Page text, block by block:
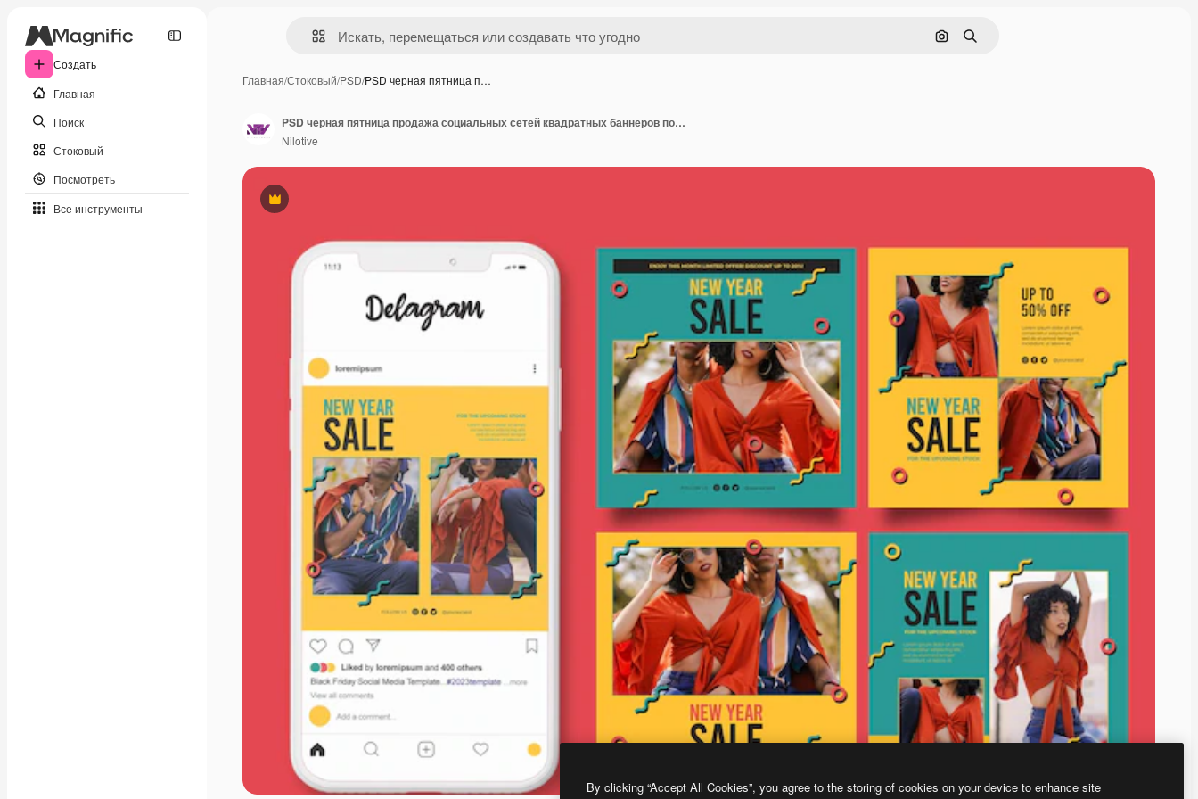
Создать
Главная
Поиск
Стоковый
Посмотреть
Все инструменты
Поиск по изображению
Поиск
Главная/Стоковый/PSD/PSD черная пятница п…
Премиум
PSD черная пятница продажа социальных сетей квадратных баннеров посты шаблон
Nilotive
By clicking “Accept All Cookies”, you agree to the storing of cookies on your device to enhance site